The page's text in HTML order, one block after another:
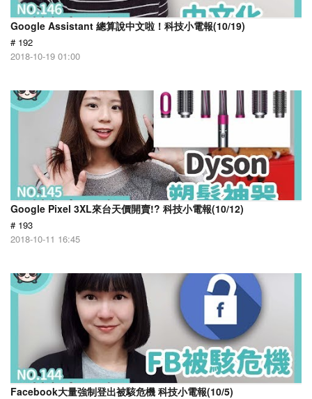
Google Assistant 總算說中文啦！科技小電報(10/19)
# 192
2018-10-19 01:00
Google Pixel 3XL來台天價開賣!? 科技小電報(10/12)
# 193
2018-10-11 16:45
Facebook大量強制登出被駭危機 科技小電報(10/5)